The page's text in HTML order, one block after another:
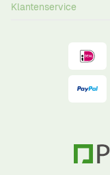
Klantenservice